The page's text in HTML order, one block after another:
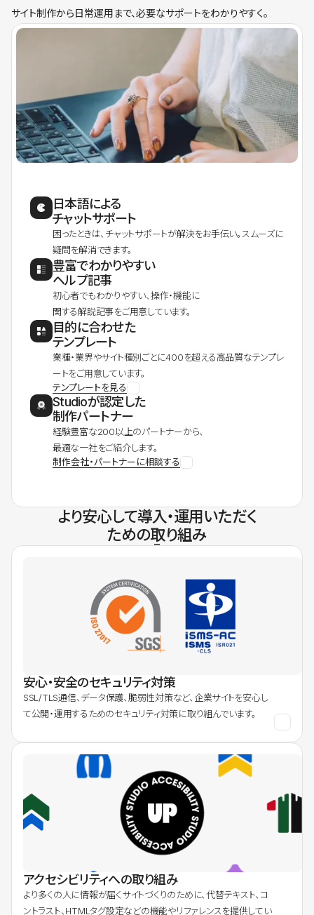
サイト制作から日常運用まで、必要なサポートをわかりやすく。
日本語による
チャットサポート
困ったときは、チャットサポートが解決をお手伝い。スムーズに
疑問を解消できます。
豊富でわかりやすい
ヘルプ記事
初心者でもわかりやすい、操作・機能に
関する解説記事をご用意しています。
目的に合わせた
テンプレート
業種・業界やサイト種別ごとに400を超える高品質なテンプレ
ートをご用意しています。
テンプレートを見る
Studioが認定した
制作パートナー
経験豊富な200以上のパートナーから、
最適な一社をご紹介します。
制作会社・パートナーに相談する
より安心して導入・運用いただく
ための取り組み
安心・安全のセキュリティ対策
SSL/TLS通信、データ保護、脆弱性対策など、企業サイトを安心し
て公開・運用するためのセキュリティ対策に取り組んでいます。
アクセシビリティへの取り組み
より多くの人に情報が届くサイトづくりのために、代替テキスト、コ
ントラスト、HTMLタグ設定などの機能やリファレンスを提供してい